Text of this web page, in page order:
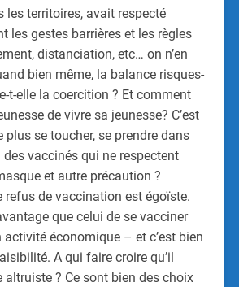
les territoires, avait respecté
les gestes barrières et les règles
distanciation, etc… on n’en
bien même, la balance risques-
t-elle la coercition ? Et comment
de vivre sa jeunesse? C’est
plus se toucher, se prendre dans
des vaccinés qui ne respectent
et autre précaution ?
refus de vaccination est égoïste.
que celui de se vacciner
activité économique – et c’est bien
A qui faire croire qu’il
altruiste ? Ce sont bien des choix